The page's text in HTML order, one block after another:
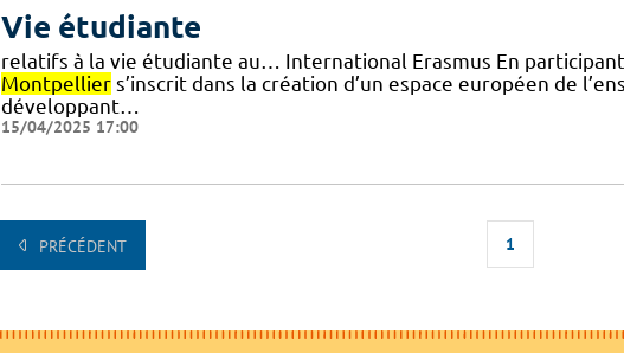
Vie étudiante
relatifs à la vie étudiante au… International Erasmus En participant
Montpelliers’inscrit dans la création d’un espace européen de
développant…
15/04/2025 17:00
PRÉCÉDENT 1